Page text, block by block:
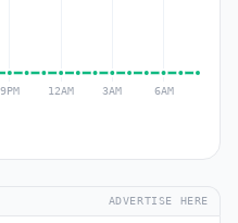
ADVERTISE HERE